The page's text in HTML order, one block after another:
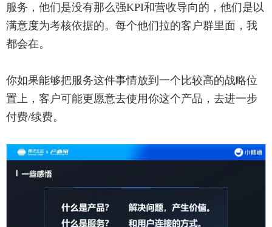
服务，他们是没有那么强KPI和营收导向的，他们是以
满意度为考核依据的。每个他们拉的客户群里面，我
都会在。
你如果能够把服务这件事情放到一个比较高的战略位
置上，客户可能更愿意去使用你这个产品，去进一步
付费/续费。